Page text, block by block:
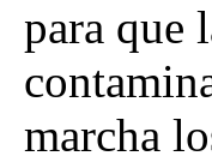
para que
marcha